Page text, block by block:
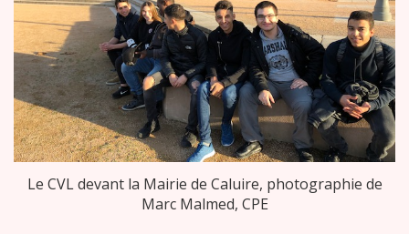
Le CVL devant la Mairie de Caluire, photographie de
Marc Malmed, CPE